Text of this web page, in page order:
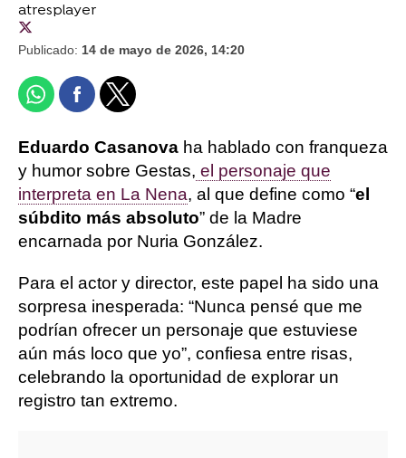
atresplayer
Publicado: 14 de mayo de 2026, 14:20
Eduardo Casanova ha hablado con franqueza
y humor sobre Gestas, el personaje que
interpreta en La Nena, al que define como “el
súbdito más absoluto” de la Madre
encarnada por Nuria González.
Para el actor y director, este papel ha sido una
sorpresa inesperada: “Nunca pensé que me
podrían ofrecer un personaje que estuviese
aún más loco que yo”, confiesa entre risas,
celebrando la oportunidad de explorar un
registro tan extremo.